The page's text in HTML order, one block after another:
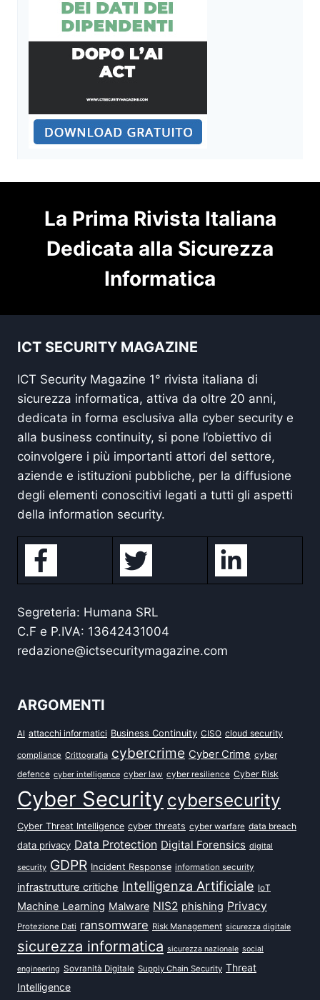
La Prima Rivista Italiana
Dedicata alla Sicurezza
Informatica
ICT SECURITY MAGAZINE
ICT Security Magazine 1° rivista italiana di
sicurezza informatica, attiva da oltre 20 anni,
dedicata in forma esclusiva alla cyber security e
alla business continuity, si pone l’obiettivo di
coinvolgere i più importanti attori del settore,
aziende e istituzioni pubbliche, per la diffusione
degli elementi conoscitivi legati a tutti gli aspetti
della information security.
Segreteria: Humana SRL
C.F e P.IVA: 13642431004
redazione@ictsecuritymagazine.com
ARGOMENTI
AI attacchi informatici Business Continuity CISO cloud security
compliance Crittografia cybercrime Cyber Crime cyber
defence cyber intelligence cyber law cyber resilience Cyber Risk
Cyber Security cybersecurity
Cyber Threat Intelligence cyber threats cyber warfare data breach
data privacy Data Protection Digital Forensics digital
security GDPR Incident Response information security
infrastrutture critiche Intelligenza Artificiale IoT
Machine Learning Malware NIS2 phishing Privacy
Protezione Dati ransomware Risk Management sicurezza digitale
sicurezza informatica sicurezza nazionale social
engineering Sovranità Digitale Supply Chain Security Threat
Intelligence